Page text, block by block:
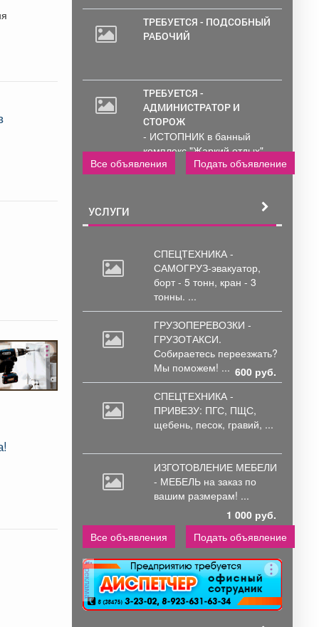
ТРЕБУЕТСЯ - ПОДСОБНЫЙ
РАБОЧИЙ
ТРЕБУЕТСЯ -
АДМИНИСТРАТОР И
СТОРОЖ
- ИСТОПНИК в банный
комплекс "Жаркий отдых"
Администрирование и
тех....
Все объявления Подать объявление
УСЛУГИ
СПЕЦТЕХНИКА -
САМОГРУЗ-эвакуатор,
борт - 5 тонн, кран - 3
тонны. ...
ГРУЗОПЕРЕВОЗКИ -
ГРУЗОТАКСИ.
Собираетесь переезжать?
Мы поможем! ... 600 руб.
СПЕЦТЕХНИКА -
ПРИВЕЗУ: ПГС, ПЩС,
щебень, песок, гравий, ...
ИЗГОТОВЛЕНИЕ МЕБЕЛИ
- МЕБЕЛЬ на заказ по
вашим размерам! ...
1 000 руб.
Все объявления
Подать объявление
реклама